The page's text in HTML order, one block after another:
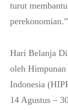
turut
Hari Belanja
oleh Himpunan
Indonesia
14 Agustus –